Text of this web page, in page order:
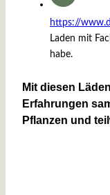
https://
Laden mit
habe.
Mit diesen
Erfahrungen
Pflanzen und